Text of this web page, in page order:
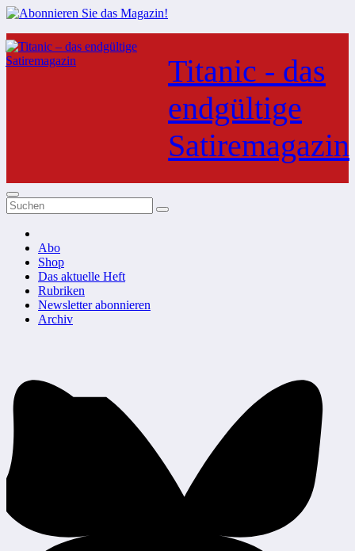
Zum
Inhalt
springen
Titanic - das
endgültige
Satiremagazin
Abo
Shop
Das aktuelle Heft
Rubriken
Newsletter abonnieren
Archiv